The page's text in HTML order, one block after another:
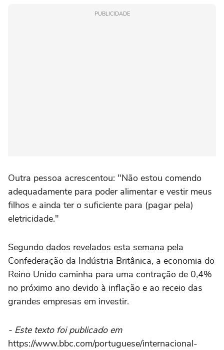
PUBLICIDADE
Outra pessoa acrescentou: "Não estou comendo
adequadamente para poder alimentar e vestir meus
filhos e ainda ter o suficiente para (pagar pela)
eletricidade."
Segundo dados revelados esta semana pela
Confederação da Indústria Britânica, a economia do
Reino Unido caminha para uma contração de 0,4%
no próximo ano devido à inflação e ao receio das
grandes empresas em investir.
- Este texto foi publicado em
https://www.bbc.com/portuguese/internacional-